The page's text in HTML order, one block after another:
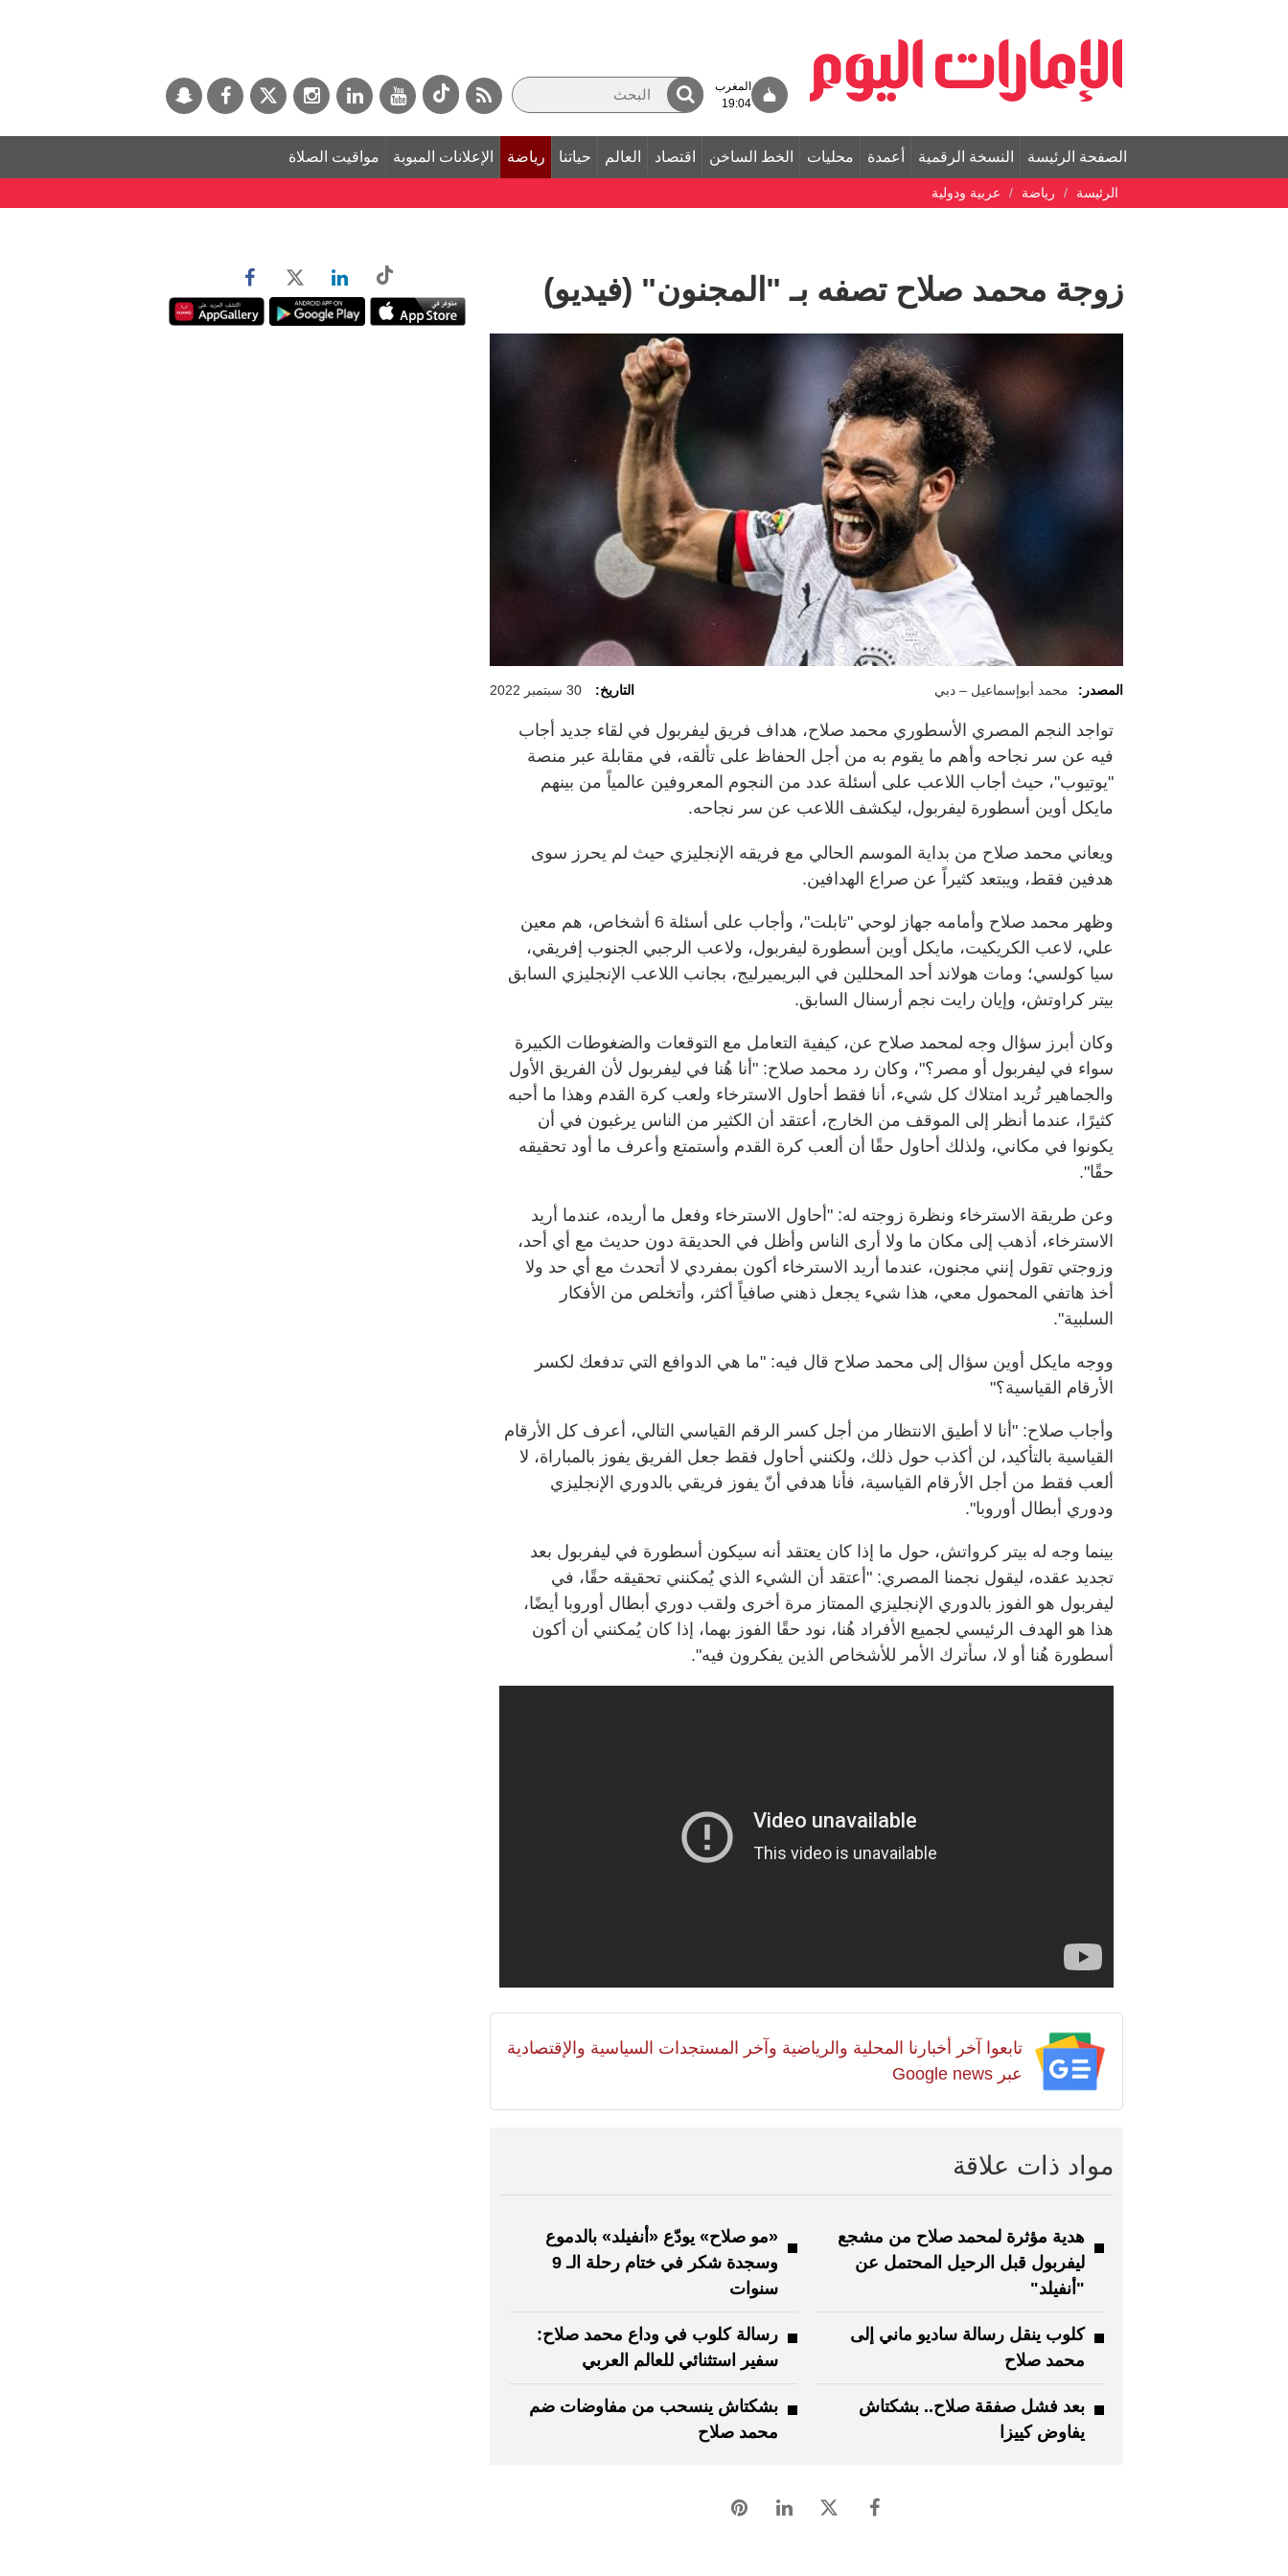
المغرب
19:04
الصفحة الرئيسة النسخة الرقمية أعمدة محليات الخط الساخن اقتصاد العالم حياتنا رياضة الإعلانات المبوبة مواقيت الصلاة
الرئيسة رياضة عربية ودولية
زوجة محمد صلاح تصفه بـ "المجنون" (فيديو)
المصدر: محمد أبوإسماعيل – دبي التاريخ: 30 سبتمبر 2022
تواجد النجم المصري الأسطوري محمد صلاح، هداف فريق ليفربول في لقاء جديد أجاب
فيه عن سر نجاحه وأهم ما يقوم به من أجل الحفاظ على تألقه، في مقابلة عبر منصة
"يوتيوب"، حيث أجاب اللاعب على أسئلة عدد من النجوم المعروفين عالمياً من بينهم
مايكل أوين أسطورة ليفربول، ليكشف اللاعب عن سر نجاحه.
ويعاني محمد صلاح من بداية الموسم الحالي مع فريقه الإنجليزي حيث لم يحرز سوى
هدفين فقط، ويبتعد كثيراً عن صراع الهدافين.
وظهر محمد صلاح وأمامه جهاز لوحي "تابلت"، وأجاب على أسئلة 6 أشخاص، هم معين
علي، لاعب الكريكيت، مايكل أوين أسطورة ليفربول، ولاعب الرجبي الجنوب إفريقي،
سيا كولسي؛ ومات هولاند أحد المحللين في البريميرليج، بجانب اللاعب الإنجليزي السابق
بيتر كراوتش، وإيان رايت نجم أرسنال السابق.
وكان أبرز سؤال وجه لمحمد صلاح عن، كيفية التعامل مع التوقعات والضغوطات الكبيرة
سواء في ليفربول أو مصر؟"، وكان رد محمد صلاح: "أنا هُنا في ليفربول لأن الفريق الأول
والجماهير تُريد امتلاك كل شيء، أنا فقط أحاول الاسترخاء ولعب كرة القدم وهذا ما أحبه
كثيرًا، عندما أنظر إلى الموقف من الخارج، أعتقد أن الكثير من الناس يرغبون في أن
يكونوا في مكاني، ولذلك أحاول حقًا أن ألعب كرة القدم وأستمتع وأعرف ما أود تحقيقه
حقًا".
وعن طريقة الاسترخاء ونظرة زوجته له: "أحاول الاسترخاء وفعل ما أريده، عندما أريد
الاسترخاء، أذهب إلى مكان ما ولا أرى الناس وأظل في الحديقة دون حديث مع أي أحد،
وزوجتي تقول إنني مجنون، عندما أريد الاسترخاء أكون بمفردي لا أتحدث مع أي حد ولا
أخذ هاتفي المحمول معي، هذا شيء يجعل ذهني صافياً أكثر، وأتخلص من الأفكار
السلبية".
ووجه مايكل أوين سؤال إلى محمد صلاح قال فيه: "ما هي الدوافع التي تدفعك لكسر
الأرقام القياسية؟"
وأجاب صلاح: "أنا لا أطيق الانتظار من أجل كسر الرقم القياسي التالي، أعرف كل الأرقام
القياسية بالتأكيد، لن أكذب حول ذلك، ولكنني أحاول فقط جعل الفريق يفوز بالمباراة، لا
ألعب فقط من أجل الأرقام القياسية، فأنا هدفي أنّ يفوز فريقي بالدوري الإنجليزي
ودوري أبطال أوروبا".
بينما وجه له بيتر كرواتش، حول ما إذا كان يعتقد أنه سيكون أسطورة في ليفربول بعد
تجديد عقده، ليقول نجمنا المصري: "أعتقد أن الشيء الذي يُمكنني تحقيقه حقًا، في
ليفربول هو الفوز بالدوري الإنجليزي الممتاز مرة أخرى ولقب دوري أبطال أوروبا أيضًا،
هذا هو الهدف الرئيسي لجميع الأفراد هُنا، نود حقًا الفوز بهما، إذا كان يُمكنني أن أكون
أسطورة هُنا أو لا، سأترك الأمر للأشخاص الذين يفكرون فيه".
تابعوا آخر أخبارنا المحلية والرياضية وآخر المستجدات السياسية والإقتصادية
عبر Google news
مواد ذات علاقة
هدية مؤثرة لمحمد صلاح من مشجع
ليفربول قبل الرحيل المحتمل عن
"أنفيلد"
«مو صلاح» يودّع «أنفيلد» بالدموع
وسجدة شكر في ختام رحلة الـ 9
سنوات
كلوب ينقل رسالة ساديو ماني إلى
محمد صلاح
رسالة كلوب في وداع محمد صلاح:
سفير استثنائي للعالم العربي
بعد فشل صفقة صلاح.. بشكتاش
يفاوض كييزا
بشكتاش ينسحب من مفاوضات ضم
محمد صلاح